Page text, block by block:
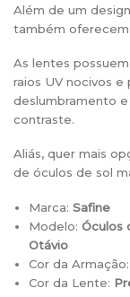
Além de um
também oferecem
As lentes
raios UV nocivos
deslumbramento
contraste.
Aliás, quer mais
de óculos de sol
Marca:Safine
Modelo:Óculos
Otávio
Cor da Armação:
Cor da Lente: